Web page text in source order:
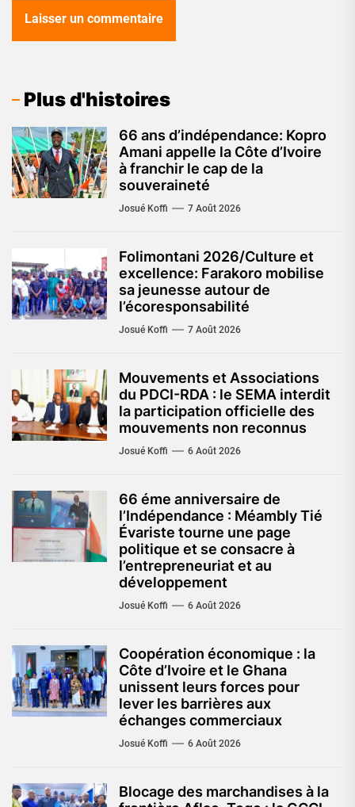
Plus d'histoires
66 ans d’indépendance: Kopro
Amani appelle la Côte d’Ivoire
à franchir le cap de la
souveraineté
Josué Koffi 7 Août 2026
Folimontani 2026/Culture et
excellence: Farakoro mobilise
sa jeunesse autour de
l’écoresponsabilité
Josué Koffi 7 Août 2026
Mouvements et Associations
du PDCI-RDA : le SEMA interdit
la participation officielle des
mouvements non reconnus
Josué Koffi 6 Août 2026
66 éme anniversaire de
l’Indépendance : Méambly Tié
Évariste tourne une page
politique et se consacre à
l’entrepreneuriat et au
développement
Josué Koffi 6 Août 2026
Coopération économique : la
Côte d’Ivoire et le Ghana
unissent leurs forces pour
lever les barrières aux
échanges commerciaux
Josué Koffi 6 Août 2026
Blocage des marchandises à la